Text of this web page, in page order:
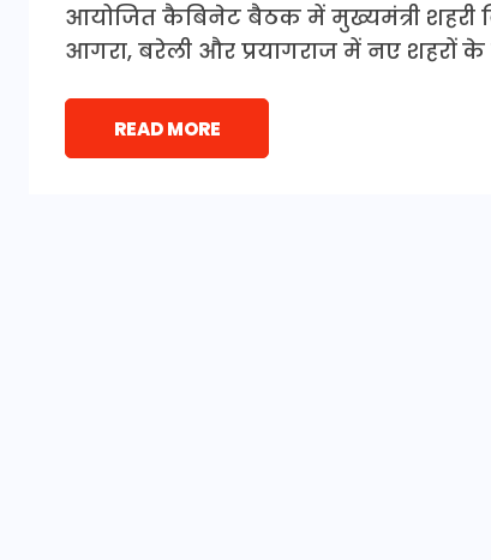
आयोजित कैबिनेट बैठक में मुख्यमंत्री शहरी
आगरा, बरेली और प्रयागराज में नए शहरों
READ MORE